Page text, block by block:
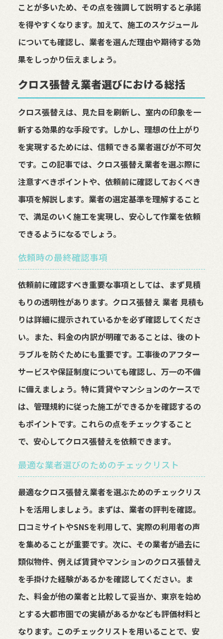
ことが多いため、その点を強調して説明すると承諾
を得やすくなります。加えて、施工のスケジュール
についても確認し、業者を選んだ理由や期待する効
果をしっかり伝えましょう。
クロス張替え業者選びにおける総括
クロス張替えは、見た目を刷新し、室内の印象を一
新する効果的な手段です。しかし、理想の仕上がり
を実現するためには、信頼できる業者選びが不可欠
です。この記事では、クロス張替え業者を選ぶ際に
注意すべきポイントや、依頼前に確認しておくべき
事項を解説します。業者の選定基準を理解すること
で、満足のいく施工を実現し、安心して作業を依頼
できるようになるでしょう。
依頼時の最終確認事項
依頼前に確認すべき重要な事項としては、まず見積
もりの透明性があります。クロス張替え 業者 見積も
りは詳細に提示されているかを必ず確認してくださ
い。また、料金の内訳が明確であることは、後のト
ラブルを防ぐためにも重要です。工事後のアフター
サービスや保証制度についても確認し、万一の不備
に備えましょう。特に賃貸やマンションのケースで
は、管理規約に従った施工ができるかを確認するの
もポイントです。これらの点をチェックすること
で、安心してクロス張替えを依頼できます。
最適な業者選びのためのチェックリスト
最適なクロス張替え業者を選ぶためのチェックリス
トを活用しましょう。まずは、業者の評判を確認。
口コミサイトやSNSを利用して、実際の利用者の声
を集めることが重要です。次に、その業者が過去に
類似物件、例えば賃貸やマンションのクロス張替え
を手掛けた経験があるかを確認してください。ま
た、料金が他の業者と比較して妥当か、東京を始め
とする大都市圏での実績があるかなども評価材料と
なります。このチェックリストを用いることで、安